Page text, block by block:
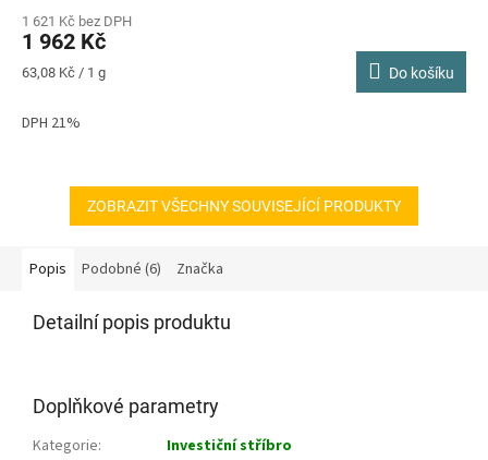
1 621 Kč bez DPH
1 962 Kč
Měrná
63,08 Kč / 1 g Do košíku
DPH 21%
ZOBRAZIT VŠECHNY SOUVISEJÍCÍ PRODUKTY
Popis Podobné (6) Značka
Detailní popis produktu
Doplňkové parametry
Kategorie:
Investiční stříbro